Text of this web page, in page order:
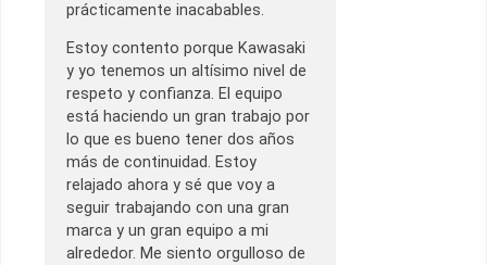
prácticamente inacabables.
Estoy contento porque Kawasaki
y yo tenemos un altísimo nivel de
respeto y confianza. El equipo
está haciendo un gran trabajo por
lo que es bueno tener dos años
más de continuidad. Estoy
relajado ahora y sé que voy a
seguir trabajando con una gran
marca y un gran equipo a mi
alrededor. Me siento orgulloso de